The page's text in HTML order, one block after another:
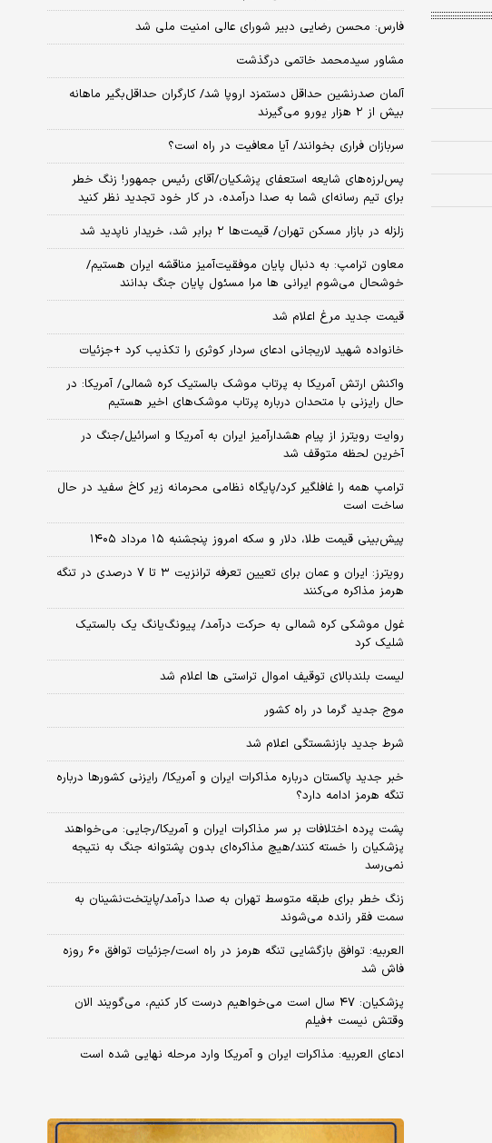
فارس: محسن رضایی دبیر شورای عالی امنیت ملی شد
مشاور سیدمحمد خاتمی درگذشت
آلمان صدرنشین حداقل دستمزد اروپا شد/ کارگران حداقل‌بگیر ماهانه
بیش از ۲ هزار یورو می‌گیرند
سربازان فراری بخوانند/ آیا معافیت در راه است؟
پس‌لرزه‌های شایعه استعفای پزشکیان/آقای رئیس جمهور! زنگ خطر
برای تیم رسانه‌ای شما به صدا درآمده، در کار خود تجدید نظر کنید
زلزله در بازار مسکن تهران/ قیمت‌ها ۲ برابر شد، خریدار ناپدید شد
معاون ترامپ: به دنبال پایان موفقیت‌آمیز مناقشه ایران هستیم/
خوشحال می‌شوم ایرانی ها مرا مسئول پایان جنگ بدانند
قیمت جدید مرغ اعلام شد
خانواده شهید لاریجانی ادعای سردار کوثری را تکذیب کرد +جزئیات
واکنش ارتش آمریکا به پرتاب موشک بالستیک کره شمالی/ آمریکا: در
حال رایزنی با متحدان درباره پرتاب موشک‌های اخیر هستیم
روایت رویترز از پیام هشدارآمیز ایران به آمریکا و اسرائیل/جنگ در
آخرین لحظه متوقف شد
ترامپ همه را غافلگیر کرد/پایگاه نظامی محرمانه زیر کاخ سفید در حال
ساخت است
پیش‌بینی قیمت طلا، دلار و سکه امروز پنجشنبه ۱۵ مرداد ۱۴۰۵
رویترز: ایران و عمان برای تعیین تعرفه ترانزیت ۳ تا ۷ درصدی در تنگه
هرمز مذاکره می‌کنند
غول موشکی کره شمالی به حرکت درآمد/ پیونگ‌یانگ یک بالستیک
شلیک کرد
لیست بلندبالای توقیف اموال تراستی ها اعلام شد
موج جدید گرما در راه کشور
شرط جدید بازنشستگی اعلام شد
خبر جدید پاکستان درباره مذاکرات ایران و آمریکا/ رایزنی کشورها درباره
تنگه هرمز ادامه دارد؟
پشت پرده اختلافات بر سر مذاکرات ایران و آمریکا/رجایی: می‌خواهند
پزشکیان را خسته کنند/هیچ مذاکره‌ای بدون پشتوانه جنگ به نتیجه
نمی‌رسد
زنگ خطر برای طبقه متوسط تهران به صدا درآمد/پایتخت‌نشینان به
سمت فقر رانده می‌شوند
العربیه: توافق بازگشایی تنگه هرمز در راه است/جزئیات توافق ۶۰ روزه
فاش شد
پزشکیان: ۴۷ سال است می‌خواهیم درست کار کنیم، می‌گویند الان
وقتش نیست +فیلم
ادعای العربیه: مذاکرات ایران و آمریکا وارد مرحله نهایی شده است